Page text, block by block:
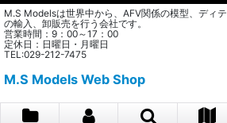
M.S Modelsは世界中から、AFV関係の模型、ディ
の輸入、卸販売を行う会社です。
営業時間：9：00～17：00
定休日：日曜日・月曜日
TEL:029-212-7475
M.S Models Web Shop